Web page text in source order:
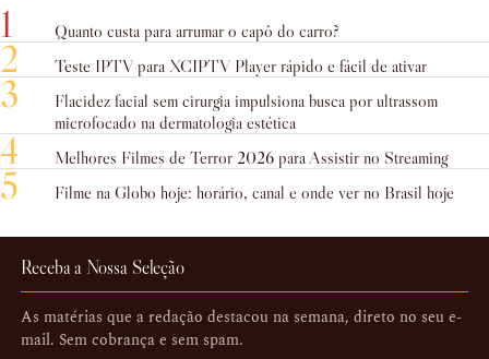
1 Quanto custa para arrumar o capô do carro?
2 Teste IPTV para XCIPTV Player rápido e fácil de ativar
3
Flacidez facial sem cirurgia impulsiona busca por ultrassom
microfocado na dermatologia estética
4 Melhores Filmes de Terror 2026 para Assistir no Streaming
5 Filme na Globo hoje: horário, canal e onde ver no Brasil hoje
Receba a Nossa Seleção
As matérias que a redação destacou na semana, direto no seu e-
mail. Sem cobrança e sem spam.